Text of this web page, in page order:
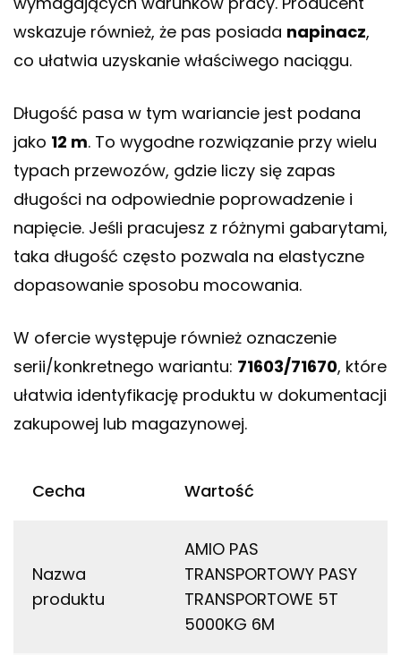
wskazuje również, że pas posiada napinacz,
co ułatwia uzyskanie właściwego naciągu.
Długość pasa w tym wariancie jest podana
jako 12 m. To wygodne rozwiązanie przy wielu
typach przewozów, gdzie liczy się zapas
długości na odpowiednie poprowadzenie i
napięcie. Jeśli pracujesz z różnymi gabarytami,
taka długość często pozwala na elastyczne
dopasowanie sposobu mocowania.
W ofercie występuje również oznaczenie
serii/konkretnego wariantu: 71603/71670, które
ułatwia identyfikację produktu w dokumentacji
zakupowej lub magazynowej.
Cecha Wartość
Nazwa
produktu
AMIO PAS
TRANSPORTOWY PASY
TRANSPORTOWE 5T
5000KG 6M